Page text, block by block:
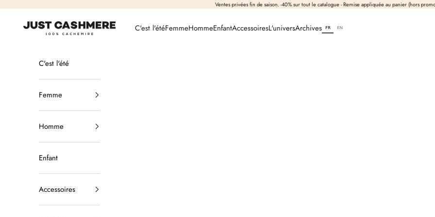
Ventes privées fin de saison. -40% sur tout le catalogue - Remise appliquée au panier (hors
Just Cashmere C'est l'étéFemmeHommeEnfantAccessoiresL'universArchives FR EN
C'est l'été
Femme
Homme
Enfant
Accessoires